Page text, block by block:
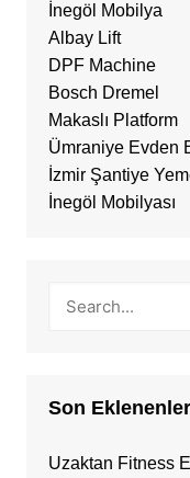
İnegöl Mobilya
Albay Lift
DPF Machine
Bosch Dremel
Makaslı Platform
Ümraniye Evden
İzmir Şantiye
İnegöl Mobilyası
Son Eklenenler
Uzaktan Fitness